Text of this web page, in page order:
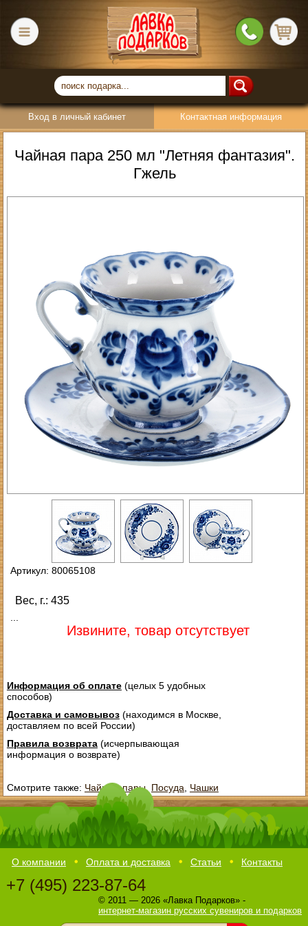
Вход в личный кабинет Контактная информация
Чайная пара 250 мл "Летняя фантазия".
Гжель
Артикул: 80065108
Вес, г.: 435
Извините, товар отсутствует
Информация об оплате(целых 5 удобных
способов)
Доставка и самовывоз(находимся в Москве,
доставляем по всей России)
Правила возврата(исчерпывающая
информация о возврате)
Смотрите также: Чайные пары, Посуда Чашки
О компании Оплата и доставка Статьи Контакты
+7 (495) 223-87-64
© 2011 — 2026 «Лавка Подарков» -
интернет-магазин русских сувениров и подарков